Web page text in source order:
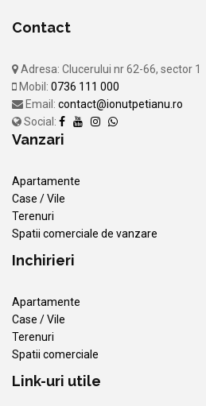
Contact
Adresa: Clucerului nr 62-66, sector 1
Mobil: 0736 111 000
Email: contact@ionutpetianu.ro
Social:
Vanzari
Apartamente
Case / Vile
Terenuri
Spatii comerciale de vanzare
Inchirieri
Apartamente
Case / Vile
Terenuri
Spatii comerciale
Link-uri utile